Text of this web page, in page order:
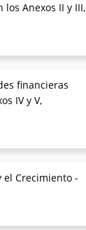
Anexos II y III,
financieras
IV y V,
el Crecimiento -